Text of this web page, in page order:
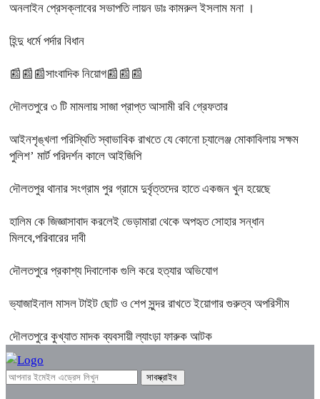
অনলাইন প্রেসক্লাবের সভাপতি লায়ন ডাঃ কামরুল ইসলাম মনা ।
হিন্দু ধর্মে পর্দার বিধান
📰📰📰সাংবাদিক নিয়োগ📰📰📰
দৌলতপুরে ৩ টি মামলায় সাজা প্রাপ্ত আসামী রবি গ্রেফতার
আইনশৃঙ্খলা পরিস্থিতি স্বাভাবিক রাখতে যে কোনো চ্যালেঞ্জ মোকাবিলায় সক্ষম
পুলিশ’ মার্ট পরিদর্শন কালে আইজিপি
দৌলতপুর থানার সংগ্রাম পুর গ্রামে দুর্বৃত্তদের হাতে একজন খুন হয়েছে
হালিম কে জিজ্ঞাসাবাদ করলেই ভেড়ামারা থেকে অপহৃত সোহার সন্ধান
মিলবে,পরিবারের দাবী
দৌলতপুরে প্রকাশ্য দিবালোক গুলি করে হত্যার অভিযোগ
ভ্যাজাইনাল মাসল টাইট ছোট ও শেপ সুন্দর রাখতে ইয়োগার গুরুত্ব অপরিসীম
দৌলতপুরে কুখ্যাত মাদক ব্যবসায়ী ল্যাংড়া ফারুক আটক